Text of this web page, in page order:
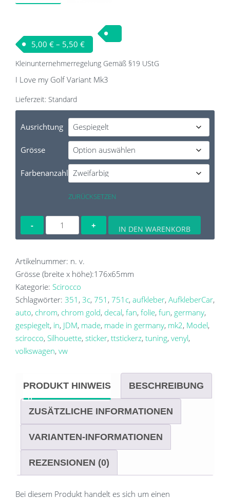
5,00 € – 5,50 €
Kleinunternehmerregelung Gemäß §19 UStG
I Love my Golf Variant Mk3
Lieferzeit: Standard
Ausrichtung
Grösse
Farbenanzahl
ZURÜCKSETZEN
Love
Scirocco
Mk2
Menge
IN DEN WARENKORB
Artikelnummer: n. v.
Grösse (breite x höhe):176x65mm
Kategorie: Scirocco
Schlagwörter: 351 , 3c, 751 , 751c, aufkleber, AufkleberCar,
auto, chrom, chrom gold, decal, fan, folie, fun, germany,
gespiegelt, in, JDM, made, made in germany, mk2, Model,
scirocco, Silhouette, sticker, ttstickerz, tuning, venyl,
volkswagen, vw
PRODUKT HINWEIS BESCHREIBUNG
ZUSÄTZLICHE INFORMATIONEN
VARIANTEN-INFORMATIONEN
REZENSIONEN (0)
Bei diesem Produkt handelt es sich um einen